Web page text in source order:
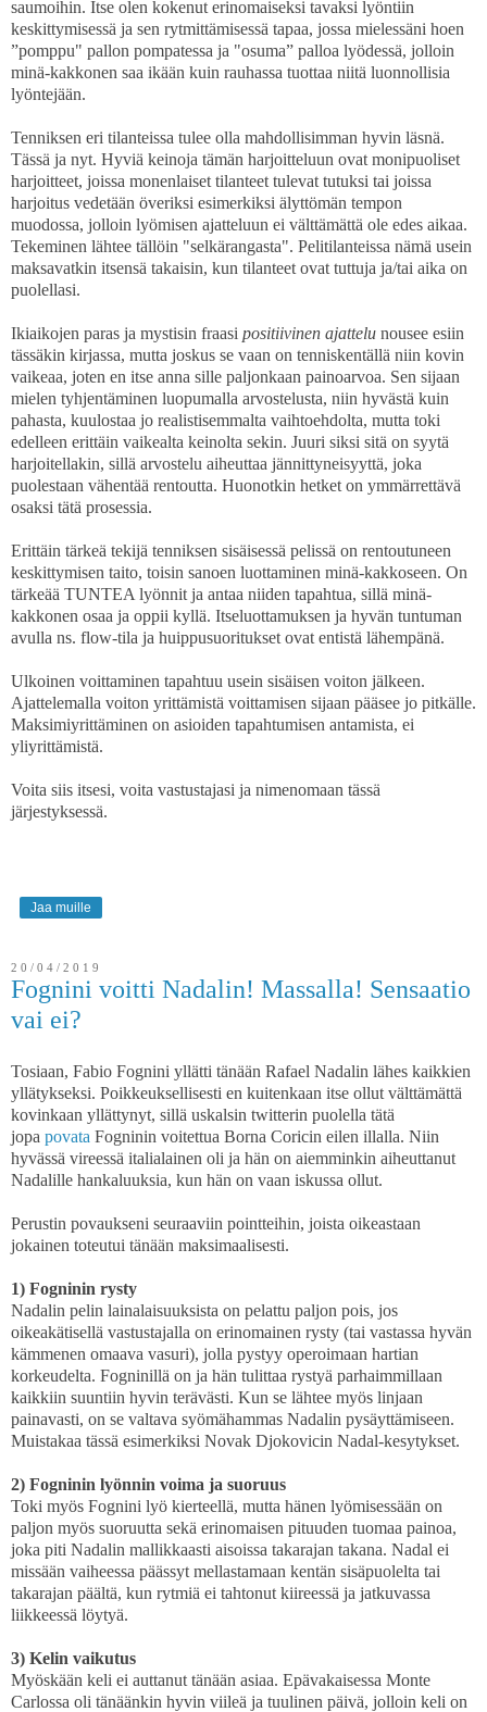
saumoihin. Itse olen kokenut erinomaiseksi tavaksi lyöntiin
keskittymisessä ja sen rytmittämisessä tapaa, jossa mielessäni hoen
”pomppu" pallon pompatessa ja "osuma” palloa lyödessä, jolloin
minä-kakkonen saa ikään kuin rauhassa tuottaa niitä luonnollisia
lyöntejään.
Tenniksen eri tilanteissa tulee olla mahdollisimman hyvin läsnä.
Tässä ja nyt. Hyviä keinoja tämän harjoitteluun ovat monipuoliset
harjoitteet, joissa monenlaiset tilanteet tulevat tutuksi tai joissa
harjoitus vedetään överiksi esimerkiksi älyttömän tempon
muodossa, jolloin lyömisen ajatteluun ei välttämättä ole edes aikaa.
Tekeminen lähtee tällöin "selkärangasta". Pelitilanteissa nämä usein
maksavatkin itsensä takaisin, kun tilanteet ovat tuttuja ja/tai aika on
puolellasi.
Ikiaikojen paras ja mystisin fraasi positiivinen ajattelu nousee esiin
tässäkin kirjassa, mutta joskus se vaan on tenniskentällä niin kovin
vaikeaa, joten en itse anna sille paljonkaan painoarvoa. Sen sijaan
mielen tyhjentäminen luopumalla arvostelusta, niin hyvästä kuin
pahasta, kuulostaa jo realistisemmalta vaihtoehdolta, mutta toki
edelleen erittäin vaikealta keinolta sekin. Juuri siksi sitä on syytä
harjoitellakin, sillä arvostelu aiheuttaa jännittyneisyyttä, joka
puolestaan vähentää rentoutta. Huonotkin hetket on ymmärrettävä
osaksi tätä prosessia.
Erittäin tärkeä tekijä tenniksen sisäisessä pelissä on rentoutuneen
keskittymisen taito, toisin sanoen luottaminen minä-kakkoseen. On
tärkeää TUNTEA lyönnit ja antaa niiden tapahtua, sillä minä-
kakkonen osaa ja oppii kyllä. Itseluottamuksen ja hyvän tuntuman
avulla ns. flow-tila ja huippusuoritukset ovat entistä lähempänä.
Ulkoinen voittaminen tapahtuu usein sisäisen voiton jälkeen.
Ajattelemalla voiton yrittämistä voittamisen sijaan pääsee jo pitkälle.
Maksimiyrittäminen on asioiden tapahtumisen antamista, ei
yliyrittämistä.
Voita siis itsesi, voita vastustajasi ja nimenomaan tässä
järjestyksessä.
Jaa muille
20/04/2019
Fognini voitti Nadalin! Massalla! Sensaatio
vai ei?
Tosiaan, Fabio Fognini yllätti tänään Rafael Nadalin lähes kaikkien
yllätykseksi. Poikkeuksellisesti en kuitenkaan itse ollut välttämättä
kovinkaan yllättynyt, sillä uskalsin twitterin puolella tätä
jopa povata Fogninin voitettua Borna Coricin eilen illalla. Niin
hyvässä vireessä italialainen oli ja hän on aiemminkin aiheuttanut
Nadalille hankaluuksia, kun hän on vaan iskussa ollut.
Perustin povaukseni seuraaviin pointteihin, joista oikeastaan
jokainen toteutui tänään maksimaalisesti.
1) Fogninin rysty
Nadalin pelin lainalaisuuksista on pelattu paljon pois, jos
oikeakätisellä vastustajalla on erinomainen rysty (tai vastassa hyvän
kämmenen omaava vasuri), jolla pystyy operoimaan hartian
korkeudelta. Fogninillä on ja hän tulittaa rystyä parhaimmillaan
kaikkiin suuntiin hyvin terävästi. Kun se lähtee myös linjaan
painavasti, on se valtava syömähammas Nadalin pysäyttämiseen.
Muistakaa tässä esimerkiksi Novak Djokovicin Nadal-kesytykset.
2) Fogninin lyönnin voima ja suoruus
Toki myös Fognini lyö kierteellä, mutta hänen lyömisessään on
paljon myös suoruutta sekä erinomaisen pituuden tuomaa painoa,
joka piti Nadalin mallikkaasti aisoissa takarajan takana. Nadal ei
missään vaiheessa päässyt mellastamaan kentän sisäpuolelta tai
takarajan päältä, kun rytmiä ei tahtonut kiireessä ja jatkuvassa
liikkeessä löytyä.
3) Kelin vaikutus
Myöskään keli ei auttanut tänään asiaa. Epävakaisessa Monte
Carlossa oli tänäänkin hyvin viileä ja tuulinen päivä, jolloin keli on